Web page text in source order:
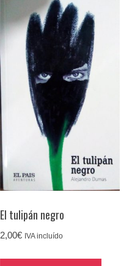
El tulipán negro
2,00€ IVA incluído